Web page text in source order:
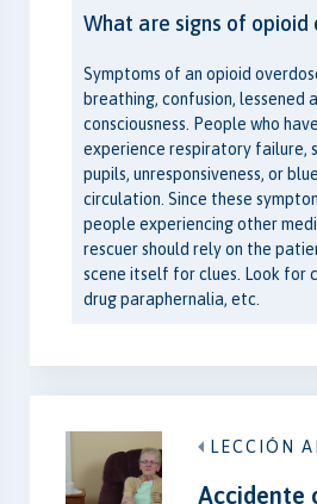
What are signs of opioid
Symptoms of an opioid
breathing, confusion, lessened
consciousness. People who
experience respiratory failure,
pupils, unresponsiveness, or
circulation. Since these
people experiencing other
rescuer should rely on the
scene itself for clues. Look for
drug paraphernalia, etc.
LECCIÓN
Accidente